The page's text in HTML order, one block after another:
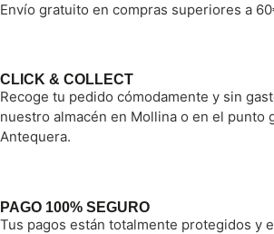
Envío gratuito en compras superiores a
CLICK & COLLECT
Recoge tu pedido cómodamente y sin
nuestro almacén en Mollina o en el punto
Antequera.
PAGO 100% SEGURO
Tus pagos están totalmente protegidos y